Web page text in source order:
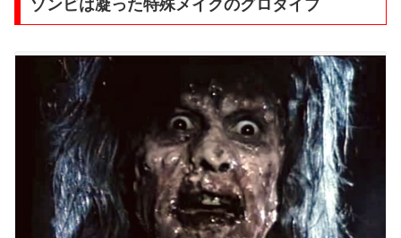
ゾンビは凝った特殊メイクのグロタイプ